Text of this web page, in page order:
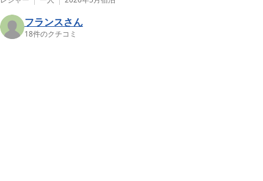
フランスさん
18件のクチコミ